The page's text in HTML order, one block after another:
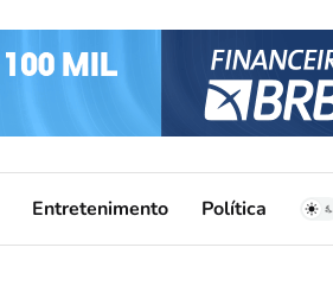
Entretenimento Política